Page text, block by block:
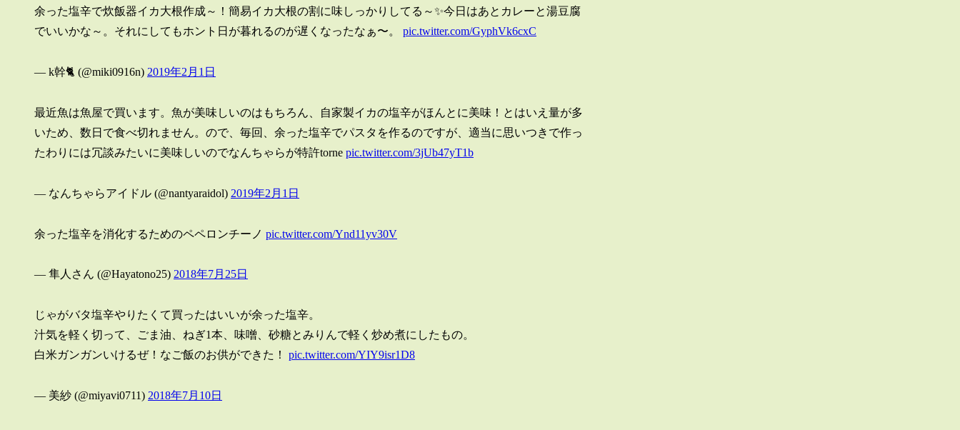
余った塩辛で炊飯器イカ大根作成～！簡易イカ大根の割に味しっかりしてる～✨今日はあとカレーと湯豆腐
でいいかな～。それにしてもホント日が暮れるのが遅くなったなぁ〜。 pic.twitter.com/GyphVk6cxC
— k幹🐈 (@miki0916n) 2019年2月1日
最近魚は魚屋で買います。魚が美味しいのはもちろん、自家製イカの塩辛がほんとに美味！とはいえ量が多
いため、数日で食べ切れません。ので、毎回、余った塩辛でパスタを作るのですが、適当に思いつきで作っ
たわりには冗談みたいに美味しいのでなんちゃらが特許torne pic.twitter.com/3jUb47yT1b
— なんちゃらアイドル (@nantyaraidol) 2019年2月1日
余った塩辛を消化するためのペペロンチーノ pic.twitter.com/Ynd11yv30V
— 隼人さん (@Hayatono25) 2018年7月25日
じゃがバタ塩辛やりたくて買ったはいいが余った塩辛。
汁気を軽く切って、ごま油、ねぎ1本、味噌、砂糖とみりんで軽く炒め煮にしたもの。
白米ガンガンいけるぜ！なご飯のお供ができた！ pic.twitter.com/YIY9isr1D8
— 美紗 (@miyavi0711) 2018年7月10日